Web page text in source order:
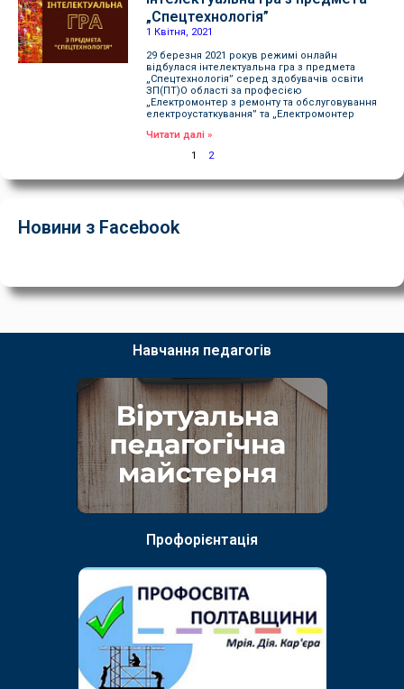
„Спецтехнологія”
1 Квітня, 2021
29 березня 2021 рокув режимі онлайн
відбулася інтелектуальна гра з предмета
„Спецтехнологія” серед здобувачів освіти
ЗП(ПТ)О області за професією
„Електромонтер з ремонту та обслуговування
електроустаткування” та „Електромонтер
Читати далі »
1
2
Новини з Facebook
Навчання педагогів
Профорієнтація